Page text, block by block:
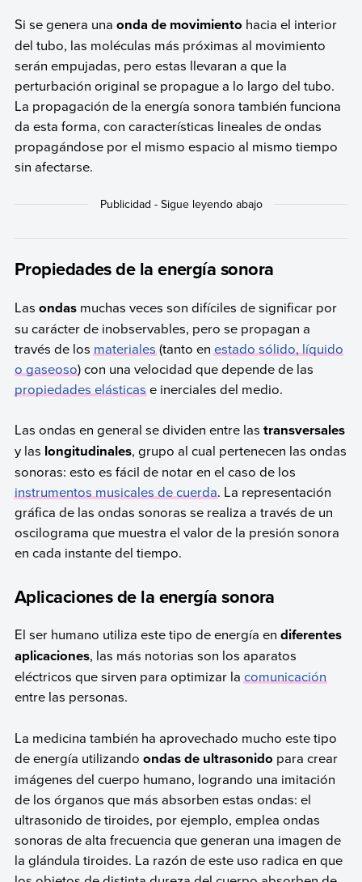
Si se genera una onda de movimiento hacia el interior
del tubo, las moléculas más próximas al movimiento
serán empujadas, pero estas llevaran a que la
perturbación original se propague a lo largo del tubo.
La propagación de la energía sonora también funciona
da esta forma, con características lineales de ondas
propagándose por el mismo espacio al mismo tiempo
sin afectarse.
Propiedades de la energía sonora
Las ondasmuchas veces son difíciles de significar por
su carácter de inobservables, pero se propagan a
través de losmateriales(tanto enestado sólido, líquido
o gaseoso) con una velocidad que depende de las
propiedades elásticase inerciales del medio.
Las ondas en general se dividen entre las transversales
y las longitudinales, grupo al cual pertenecen las ondas
sonoras: esto es fácil de notar en el caso de los
instrumentos musicales de cuerda. La representación
gráfica de las ondas sonoras se realiza a través de un
oscilograma que muestra el valor de la presión sonora
en cada instante del tiempo.
Aplicaciones de la energía sonora
El ser humano utiliza este tipo de energía en diferentes
aplicaciones, las más notorias son los aparatos
eléctricos que sirven para optimizar lacomunicación
entre las personas.
La medicina también ha aprovechado mucho este tipo
de energía utilizando ondas de ultrasonido para crear
imágenes del cuerpo humano, logrando una imitación
de los órganos que más absorben estas ondas: el
ultrasonido de tiroides, por ejemplo, emplea ondas
sonoras de alta frecuencia que generan una imagen de
la glándula tiroides. La razón de este uso radica en que